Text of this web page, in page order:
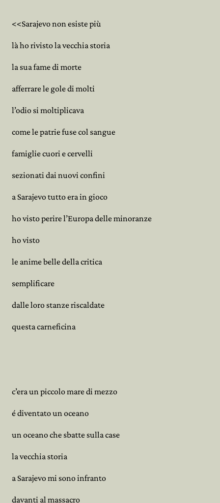
<<Sarajevo non esiste più
là ho rivisto la vecchia storia
la sua fame di morte
afferrare le gole di molti
l’odio si moltiplicava
come le patrie fuse col sangue
famiglie cuori e cervelli
sezionati dai nuovi confini
a Sarajevo tutto era in gioco
ho visto perire l’Europa delle minoranze
ho visto
le anime belle della critica
semplificare
dalle loro stanze riscaldate
questa carneficina
c’era un piccolo mare di mezzo
é diventato un oceano
un oceano che sbatte sulla case
la vecchia storia
a Sarajevo mi sono infranto
davanti al massacro